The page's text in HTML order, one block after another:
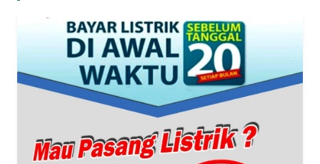
WN
BANTEN
NTT